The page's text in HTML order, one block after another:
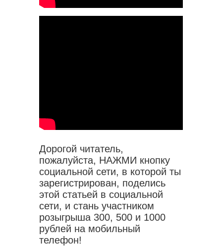
Дорогой читатель,
пожалуйста, НАЖМИ кнопку
социальной сети, в которой ты
зарегистрирован, поделись
этой статьей в социальной
сети, и стань участником
розыгрыша 300, 500 и 1000
рублей на мобильный
телефон!